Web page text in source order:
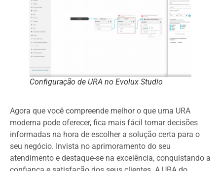
Configuração de URA no Evolux Studio
Agora que você compreende melhor o que uma URA
moderna pode oferecer, fica mais fácil tomar decisões
informadas na hora de escolher a solução certa para o
seu negócio. Invista no aprimoramento do seu
atendimento e destaque-se na excelência, conquistando a